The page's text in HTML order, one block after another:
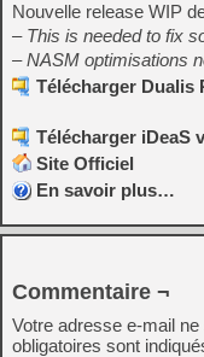
Nouvelle release WIP
– This is needed to fix
– NASM optimisations
Télécharger Dualis
Télécharger iDeaS
Site Officiel
En savoir plus…
Commentaire ¬
Votre adresse e-mail
obligatoires sont